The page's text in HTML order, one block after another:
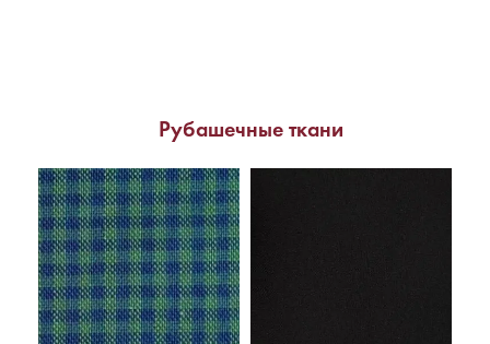
Рубашечные ткани